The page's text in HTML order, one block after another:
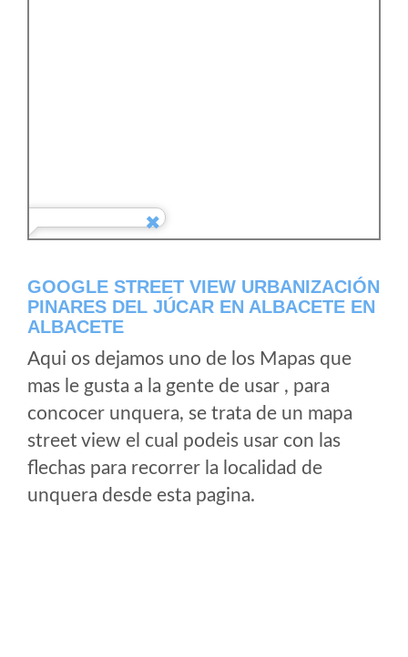
GOOGLE STREET VIEW URBANIZACIÓN
PINARES DEL JÚCAR EN ALBACETE EN
ALBACETE
Aqui os dejamos uno de los Mapas que
mas le gusta a la gente de usar , para
concocer unquera, se trata de un mapa
street view el cual podeis usar con las
flechas para recorrer la localidad de
unquera desde esta pagina.